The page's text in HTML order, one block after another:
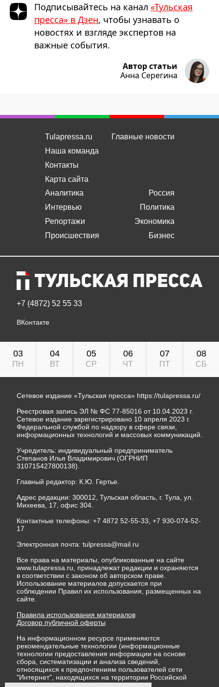
Подписывайтесь на канал «Тульская
пресса» в Дзен, чтобы узнавать о
новостях и взгляде экспертов на
важные события.
Автор статьи
Анна Серегина
Tulapressa.ru
Наша команда
Контакты
Карта сайта
Главные новости
Аналитика
Интервью
Репортажи
Происшествия
Россия
Политика
Экономика
Бизнес
+7 (4872) 52 55 33
ВКонтакте
03
ПН
04
ВТ
05
СР
06
ЧТ
07
ПТ
08
СБ
Сетевое издание «Тульская пресса» https://tulapressa.ru/
Реестровая запись ЭЛ № ФС 77-85016 от 10.04.2023 г.
Сетевое издание зарегистрировано 10 апреля 2023 г.
Федеральной службой по надзору в сфере связи,
информационных технологий и массовых коммуникаций.
Учредитель: индивидуальный предприниматель
Степанов Илья Владимирович (ОГРНИП
310715427800138).
Главный редактор: К.Ю. Гертье.
Адрес редакции: 300012, Тульская область, г. Тула, ул.
Михеева, 17, офис 304.
Контактные телефоны: +7 4872 52-55-33, +7 930-074-52-
17
Электронная почта: tulpressa@mail.ru
Все права на материалы, опубликованные на сайте
www.tulapressa.ru, принадлежат редакции и охраняются
в соответствии с законом об авторском праве.
Использование материалов допускается при
соблюдении Правил их использования, размещенных на
сайте.
Правила использования материалов
Договор публичной оферты
На информационном ресурсе применяются
рекомендательные технологии (информационные
технологии предоставления информации на основе
сбора, систематизации и анализа сведений,
относящихся к предпочтениям пользователей сети
"Интернет", находящихся на территории Российской
Федерации)